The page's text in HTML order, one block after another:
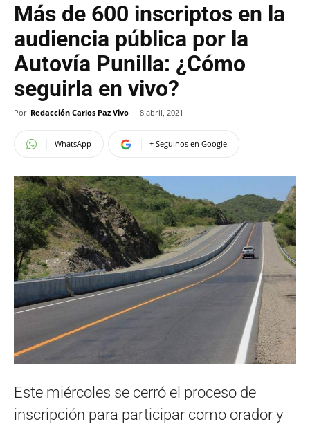
Más de 600 inscriptos en la
audiencia pública por la
Autovía Punilla: ¿Cómo
seguirla en vivo?
Por Redacción Carlos Paz Vivo - 8 abril, 2021
WhatsApp + Seguinos en Google
Este miércoles se cerró el proceso de
inscripción para participar como orador y